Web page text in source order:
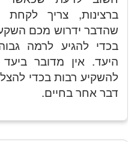
ברצינות, צריך
שהדבר ידרוש מכם
בכדי להגיע לרמה
היעד. אין מדובר
להשקיע רבות בכדי
דבר אחר בחיים.